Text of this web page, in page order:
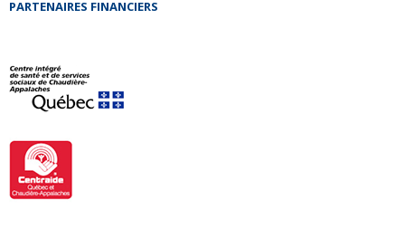
PARTENAIRES FINANCIERS